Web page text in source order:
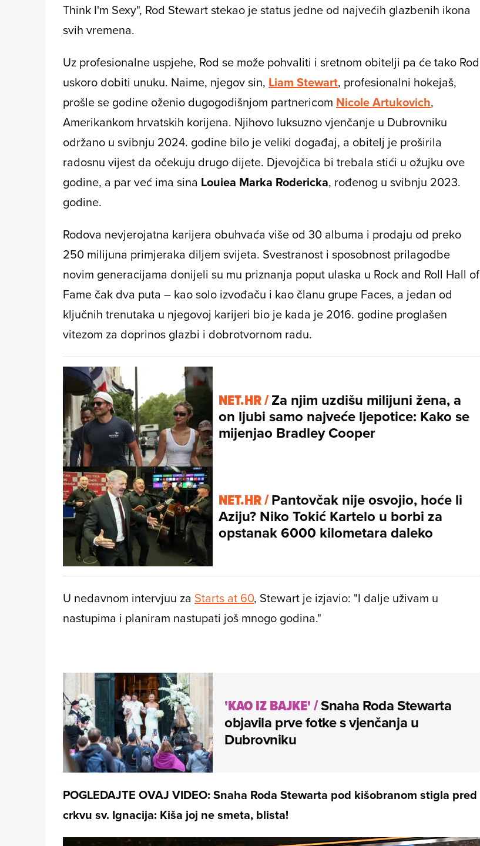
Think I'm Sexy", Rod Stewart stekao je status jedne od najvećih glazbenih ikona
svih vremena.
Uz profesionalne uspjehe, Rod se može pohvaliti i sretnom obitelji pa će tako Rod
uskoro dobiti unuku. Naime, njegov sin, Liam Stewart, profesionalni hokejaš,
prošle se godine oženio dugogodišnjom partnericom Nicole Artukovich,
Amerikankom hrvatskih korijena. Njihovo luksuzno vjenčanje u Dubrovniku
održano u svibnju 2024. godine bilo je veliki događaj, a obitelj je proširila
radosnu vijest da očekuju drugo dijete. Djevojčica bi trebala stići u ožujku ove
godine, a par već ima sina Louiea Marka Rodericka, rođenog u svibnju 2023.
godine.
Rodova nevjerojatna karijera obuhvaća više od 30 albuma i prodaju od preko
250 milijuna primjeraka diljem svijeta. Svestranost i sposobnost prilagodbe
novim generacijama donijeli su mu priznanja poput ulaska u Rock and Roll Hall of
Fame čak dva puta – kao solo izvođaču i kao članu grupe Faces, a jedan od
ključnih trenutaka u njegovoj karijeri bio je kada je 2016. godine proglašen
vitezom za doprinos glazbi i dobrotvornom radu.
NET.HR /Za njim uzdišu milijuni žena, a
on ljubi samo najveće ljepotice: Kako se
mijenjao Bradley Cooper
NET.HR /Pantovčak nije osvojio, hoće li
Aziju? Niko Tokić Kartelo u borbi za
opstanak 6000 kilometara daleko
U nedavnom intervjuu za Starts at 60, Stewart je izjavio: "I dalje uživam u
nastupima i planiram nastupati još mnogo godina."
'KAO IZ BAJKE'/Snaha Roda Stewarta
objavila prve fotke s vjenčanja u
Dubrovniku
POGLEDAJTE OVAJ VIDEO: Snaha Roda Stewarta pod kišobranom stigla pred
crkvu sv. Ignacija: Kiša joj ne smeta, blista!